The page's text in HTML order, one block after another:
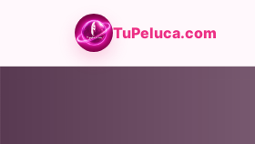
TuPeluca.com